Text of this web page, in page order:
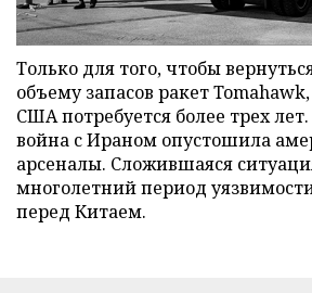
Только для того, чтобы
объему запасов ракет
США потребуется более трех
война с Ираном опустошила
арсеналы. Сложившаяся
многолетний период
перед Китаем.